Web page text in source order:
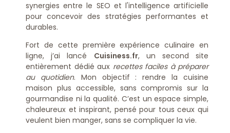
synergies entre le SEO et l'intelligence artificielle
pour concevoir des stratégies performantes et
durables.
Fort de cette première expérience culinaire en
ligne, j’ai lancé Cuisiness.fr, un second site
entièrement dédié aux recettes faciles à préparer
au quotidien. Mon objectif : rendre la cuisine
maison plus accessible, sans compromis sur la
gourmandise ni la qualité. C’est un espace simple,
chaleureux et inspirant, pensé pour tous ceux qui
veulent bien manger, sans se compliquer la vie.